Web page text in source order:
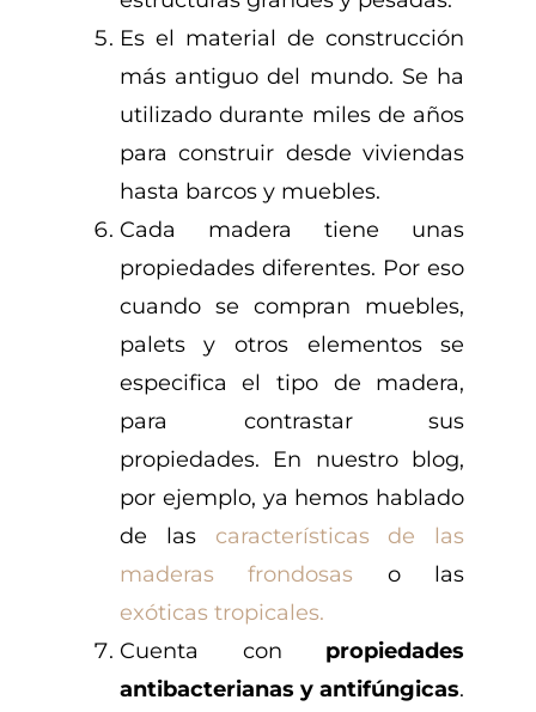
Es el material de construcción
más antiguo del mundo. Se ha
utilizado durante miles de años
para construir desde viviendas
hasta barcos y muebles.
Cada madera tiene unas
propiedades diferentes. Por eso
cuando se compran muebles,
palets y otros elementos se
especifica el tipo de madera,
para contrastar sus
propiedades. En nuestro blog,
por ejemplo, ya hemos hablado
de las características de las
maderas frondosas o las
exóticas tropicales.
Cuenta con propiedades
antibacterianas y antifúngicas.